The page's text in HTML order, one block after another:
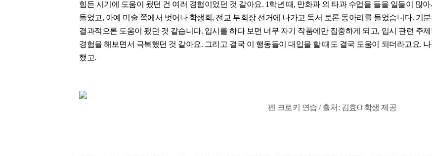
힘든 시기에 도움이 됐던 건 여러 경험이었던 것 같아요. 1학년 때, 만화과 외 타과 수업을 들을 일들이 많
들었고, 아예 미술 쪽에서 벗어나 학생회, 전교 부회장 선거에 나가고 독서 토론 동아리를 들었습니다. 기
결과적으론 도움이 됐던 것 같습니다. 입시를 하다 보면 너무 자기 작품에만 집중하게 되고, 입시 관련 주
경험을 해보면서 극복했던 것 같아요. 그리고 결국 이 행동들이 대입을 할 때도 결국 도움이 되더라고요.
했고.
펜 크로키 연습 / 출처: 김효O 학생 제공